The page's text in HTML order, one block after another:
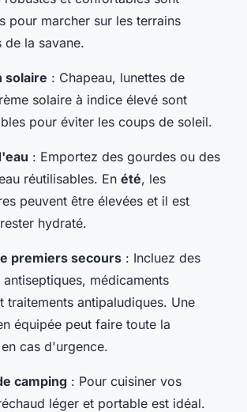
pour marcher sur les terrains
de la savane.
solaire : Chapeau, lunettes de
solaire à indice élevé sont
pour éviter les coups de soleil.
: Emportez des gourdes ou des
réutilisables. En été, les
peuvent être élevées et il est
hydraté.
premiers secours : Incluez des
antiseptiques, médicaments
traitements antipaludiques. Une
équipée peut faire toute la
cas d'urgence.
camping : Pour cuisiner vos
léger et portable est idéal.